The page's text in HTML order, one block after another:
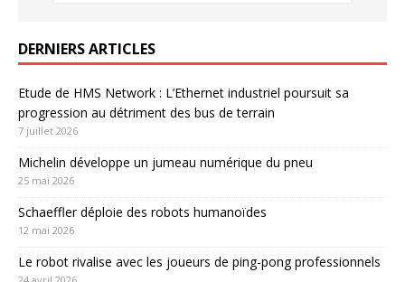
DERNIERS ARTICLES
Etude de HMS Network : L’Ethernet industriel poursuit sa
progression au détriment des bus de terrain
7 juillet 2026
Michelin développe un jumeau numérique du pneu
25 mai 2026
Schaeffler déploie des robots humanoïdes
12 mai 2026
Le robot rivalise avec les joueurs de ping-pong professionnels